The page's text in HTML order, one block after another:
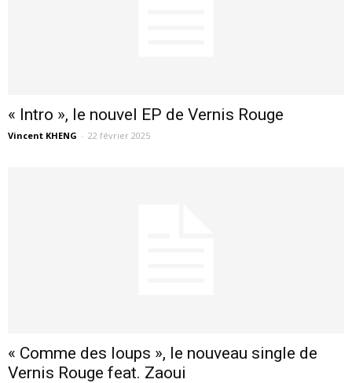
« Intro », le nouvel EP de Vernis Rouge
Vincent KHENG - 22 février 2025
« Comme des loups », le nouveau single de
Vernis Rouge feat. Zaoui